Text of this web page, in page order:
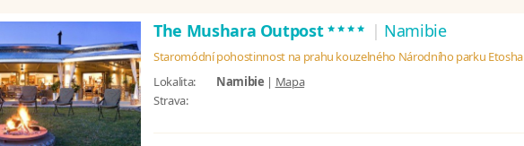
The Mushara Outpost**** | Namibie
Staromódní pohostinnost na prahu kouzelného Národního parku Etosha
Lokalita:
Namibie | Mapa
Strava: